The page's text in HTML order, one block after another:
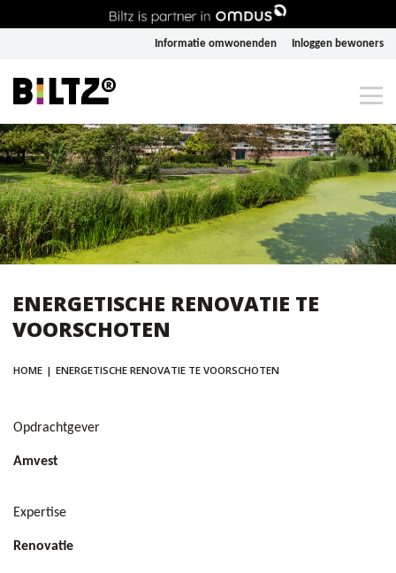
Informatie omwonenden Inloggen bewoners
ENERGETISCHE RENOVATIE TE
VOORSCHOTEN
HOME | ENERGETISCHE RENOVATIE TE VOORSCHOTEN
Opdrachtgever
Amvest
Expertise
Renovatie